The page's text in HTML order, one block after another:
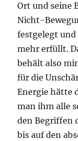
Ort und seine
Nicht-
festgelegt
mehr erfüllt.
behält also
für die
Energie hätte
man ihm alle
den Begriffen
bis auf den